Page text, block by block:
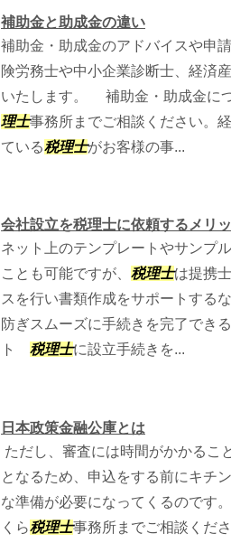
補助金と助成金の違い
補助金・助成金のアドバイスや申
険労務士や中小企業診断士、経済
いたします。 補助金・助成金に
理士事務所までご相談ください。
ている税理士がお客様の事...
会社設立を税理士に依頼するメリ
ネット上のテンプレートやサンプ
ことも可能ですが、 税理士は提携
スを行い書類作成をサポートする
防ぎスムーズに手続きを完了でき
ト 税理士に設立手続きを...
日本政策金融公庫とは
ただし、審査には時間がかかるこ
となるため、申込をする前にキチ
な準備が必要になってくるのです
くら税理士事務所までご相談くださ